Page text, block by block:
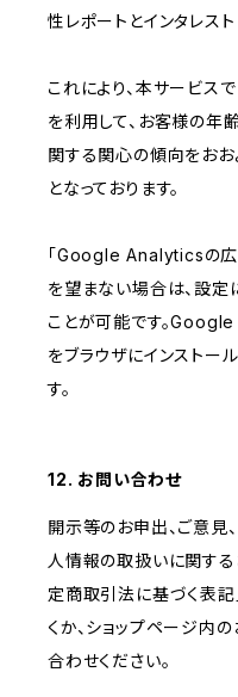
性レポートとインタレス
これにより、本サービ
を利用して、お客様の年
関する関心の傾向をお
となっております。
「Google Analyticsの広
を望まない場合は、設定
ことが可能です。
をブラウザにインストー
す。
12. お問い合わせ
開示等のお申出、ご意見
人情報の取扱いに関する
定商取引法に基づく表
くか、ショップページ内
合わせください。